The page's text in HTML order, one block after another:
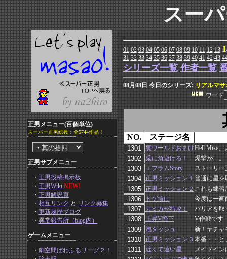
スー
正男メニュー(百個単位)
スーパー正男総数：全5744作品！
正男サブメニュー
・ 正男投稿掲示板
・ 正男Wiki NEW!
・ 正男解説頁
・ 相互リンク と リンク募集
・ 更新履歴ブログ
・ 異常報告所（blog内）
ゲームメニュー
・ 劇空間ぱわふるリーグ２！
01 02 03 04 05 06 07 08 09 10 11 12 13
31 32 33 34 35 36 37 38 39 40 41 42 43
シリーズ一覧 作者一覧
08月08日 今日のシリーズ: リアルマサ
ワード
NO. ステージ名
裏ワールドおまけHell Mize
兎に角避けろ！
爆撃が…。
エフラムStory
ストーリ
正男ミッション１ 普通に星を
正男ミッション２ これも練
トゲ抜け
今度は一画
カミカゼ特攻！
バリアを取
上昇V降下
V作戦です
泡ダッシュ
新！ヤチャ
正男ミッション３ 本番・・と
近くて遠い星
メイドイ